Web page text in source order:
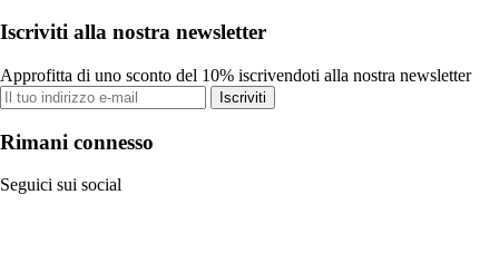
Iscriviti alla nostra newsletter
Approfitta di uno sconto del 10% iscrivendoti alla nostra newsletter
Iscriviti
Rimani connesso
Seguici sui social